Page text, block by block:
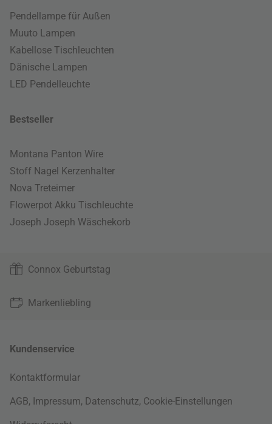
Pendellampe für Außen
Muuto Lampen
Kabellose Tischleuchten
Dänische Lampen
LED Pendelleuchte
Bestseller
Montana Panton Wire
Stoff Nagel Kerzenhalter
Nova Treteimer
Flowerpot Akku Tischleuchte
Joseph Joseph Wäschekorb
Connox Geburtstag
Markenliebling
Kundenservice
Kontaktformular
AGB, Impressum, Datenschutz, Cookie-Einstellungen